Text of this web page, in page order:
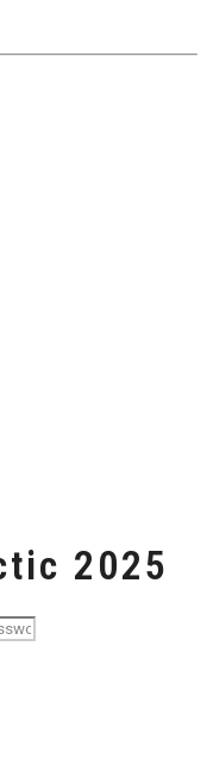
2025